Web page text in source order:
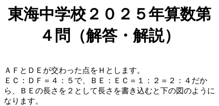
東海中学校２０２５年算数第
４問（解答・解説）
ＡＦとＤＥが交わった点をＨとします。
ＥＣ：ＤＦ＝４：５で、ＢＥ：ＥＣ＝１：２＝２：４だか
ら、ＢＥの長さを２として長さを書き込むと下の図のように
なります。